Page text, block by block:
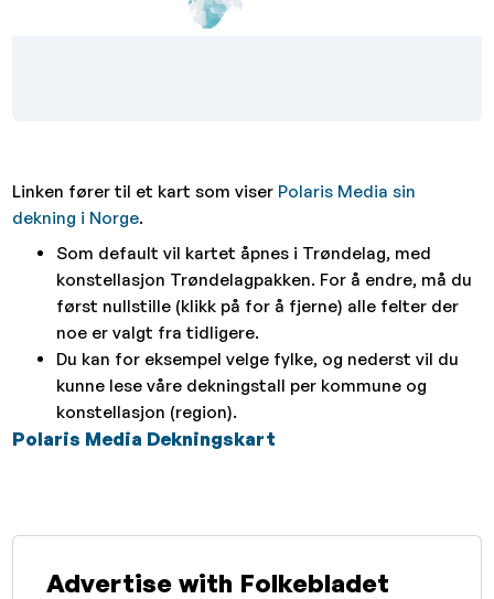
Linken fører til et kart som viser Polaris Media sin
dekning i Norge.
Som default vil kartet åpnes i Trøndelag, med
konstellasjon Trøndelagpakken. For å endre, må du
først nullstille (klikk på for å fjerne) alle felter der
noe er valgt fra tidligere.
Du kan for eksempel velge fylke, og nederst vil du
kunne lese våre dekningstall per kommune og
konstellasjon (region).
Polaris Media Dekningskart
Advertise with Folkebladet